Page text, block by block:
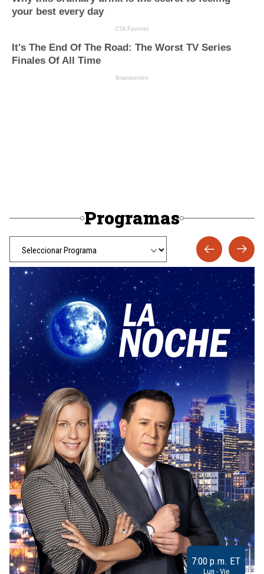
Programas
7:00 p.m. ET
Lun - Vie